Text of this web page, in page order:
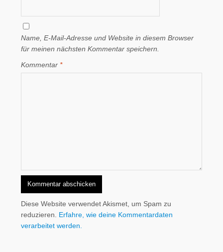
Name, E-Mail-Adresse und Website in diesem Browser
für meinen nächsten Kommentar speichern.
Kommentar *
Diese Website verwendet Akismet, um Spam zu
reduzieren. Erfahre, wie deine Kommentardaten
verarbeitet werden.